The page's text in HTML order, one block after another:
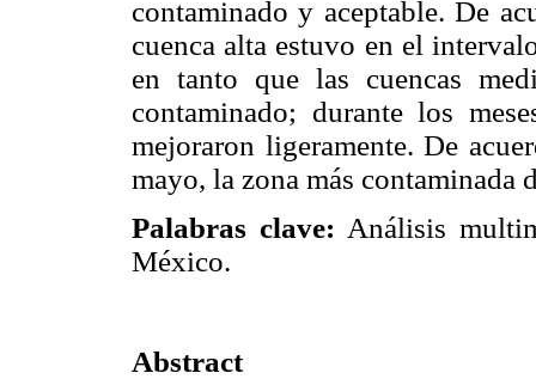
contaminado y aceptable. De
cuenca alta estuvo en el
en tanto que las cuencas
contaminado; durante los
mejoraron ligeramente. De
mayo, la zona más contaminada
Palabras clave: Análisis
México.
Abstract